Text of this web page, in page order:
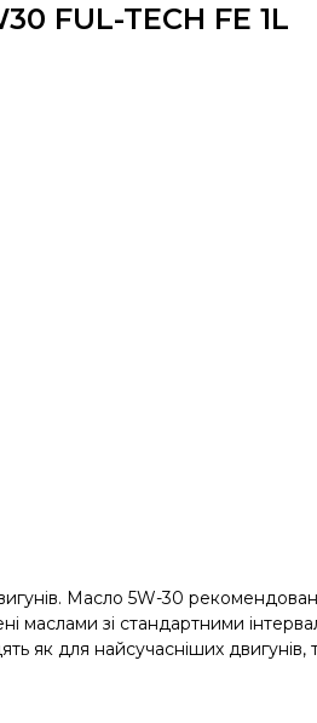
FUL-TECH FE 1L
Масло 5W-30
маслами зі стандартними
як для найсучасніших двигунів,